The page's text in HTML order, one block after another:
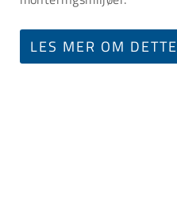
LES MER OM DETTE